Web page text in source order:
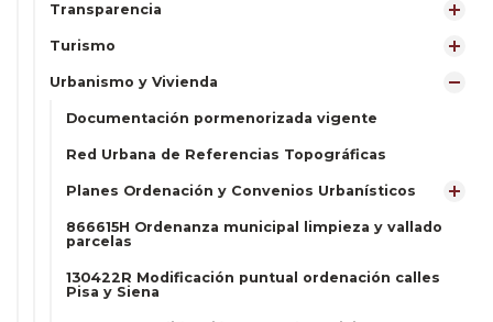
Transparencia
Turismo
Urbanismo y Vivienda
Documentación pormenorizada vigente
Red Urbana de Referencias Topográficas
Planes Ordenación y Convenios Urbanísticos
866615H Ordenanza municipal limpieza y vallado
parcelas
130422R Modificación puntual ordenación calles
Pisa y Siena